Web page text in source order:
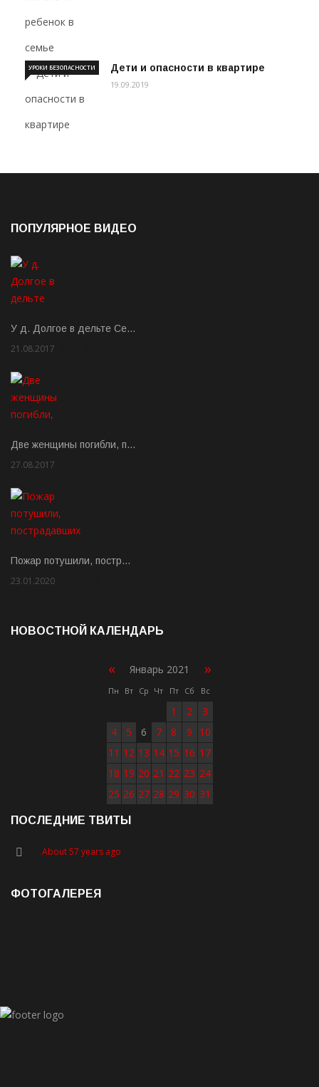
Дети и опасности в квартире
УРОКИ БЕЗОПАСНОСТИ
19.09.2019
ПОПУЛЯРНОЕ ВИДЕО
У д. Долгое в дельте Се…
21.08.2017
Две женщины погибли, п…
27.08.2017
Пожар потушили, постр…
23.01.2020
НОВОСТНОЙ КАЛЕНДАРЬ
« Январь 2021 »
Пн Вт Ср Чт Пт Сб Вс
1 2
3
4
5 6 7 8 9
10
11 12 13 14 15 16 17
18 19 20 21 22 23 24
25 26 27 28 29 30 31
ПОСЛЕДНИЕ ТВИТЫ
About 57 years ago
ФОТОГАЛЕРЕЯ